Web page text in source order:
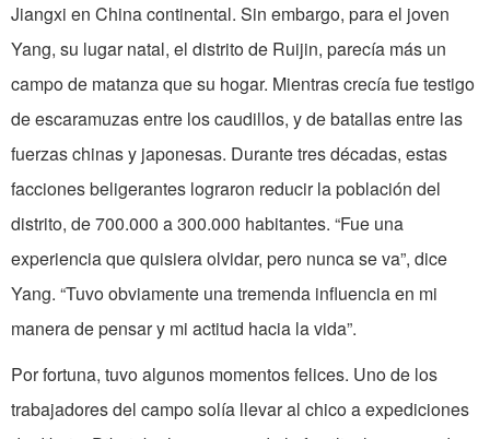
Jiangxi en China continental. Sin embargo, para el joven
Yang, su lugar natal, el distrito de Ruijin, parecía más un
campo de matanza que su hogar. Mientras crecía fue testigo
de escaramuzas entre los caudillos, y de batallas entre las
fuerzas chinas y japonesas. Durante tres décadas, estas
facciones beligerantes lograron reducir la población del
distrito, de 700.000 a 300.000 habitantes. “Fue una
experiencia que quisiera olvidar, pero nunca se va”, dice
Yang. “Tuvo obviamente una tremenda influencia en mi
manera de pensar y mi actitud hacia la vida”.
Por fortuna, tuvo algunos momentos felices. Uno de los
trabajadores del campo solía llevar al chico a expediciones